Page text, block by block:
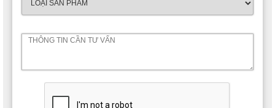
tập siêu tiện nghi